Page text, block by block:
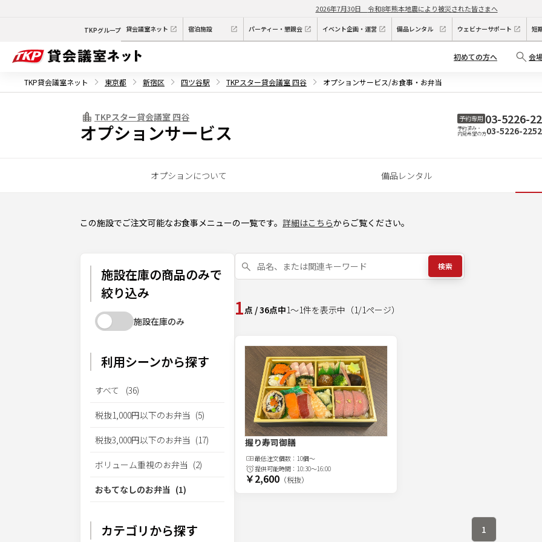
2026年7月30日 令和8年熊本地震により被災された皆さまへ
TKPグループ 貸会議室ネット 宿泊施設 パーティー・懇親会 イベント企画・運営 備品レンタル ウェビナーサポート 短
初めての方へ 会
TKP貸会議室ネット 東京都 新宿区 四ツ谷駅 TKPスター貸会議室 四谷 オプションサービス/お食事・お弁当
TKPスター貸会議室 四谷
オプションサービス
予約専用 03-5226-
予約済み・
内見希望の方03-5226-2252
オプションについて 備品レンタル
この施設でご注文可能なお食事メニューの一覧です。 詳細はこちらからご覧ください。
施設在庫の商品のみで
絞り込み
施設在庫のみ
利用シーンから探す
すべて (36)
税抜1,000円以下のお弁当 (5)
税抜3,000円以下のお弁当 (17)
ボリューム重視のお弁当 (2)
おもてなしのお弁当 (1)
カテゴリから探す
検索
1点 /36点中1～1件を表示中 （1/1ページ）
握り寿司御膳
最低注文個数： 10個～
提供可能時間： 10:30～16:00
￥2,600 （税抜）
1